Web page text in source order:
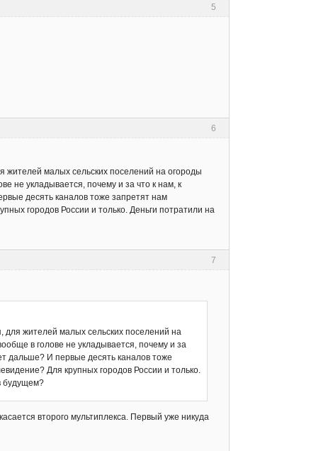
5
6
жителей малых сельских поселений на огороды
не укладывается, почему и за что к нам, к
десять каналов тоже запретят нам
городов России и только. Деньги потратили на
7
для жителей малых сельских поселений на
в голове не укладывается, почему и за
дальше? И первые десять каналов тоже
Для крупных городов России и только.
будущем?
второго мультиплекса. Первый уже никуда